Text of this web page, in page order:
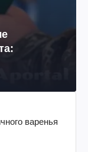
варенья